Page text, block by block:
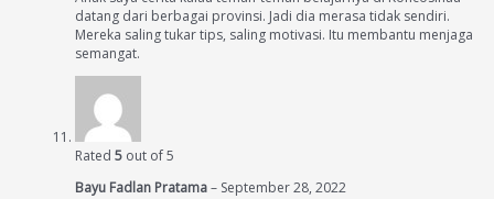
datang dari berbagai provinsi. Jadi dia merasa tidak sendiri.
Mereka saling tukar tips, saling motivasi. Itu membantu menjaga
semangat.
Rated 5 out of 5
Bayu Fadlan Pratama– September 28, 2022